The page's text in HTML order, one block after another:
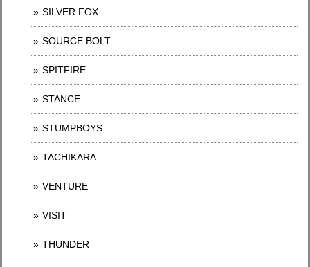
SILVER FOX
SOURCE BOLT
SPITFIRE
STANCE
STUMPBOYS
TACHIKARA
VENTURE
VISIT
THUNDER